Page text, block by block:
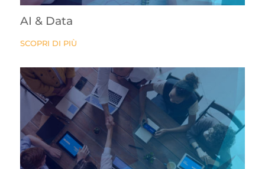
AI & Data
SCOPRI DI PIÙ